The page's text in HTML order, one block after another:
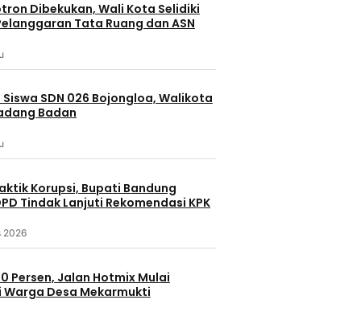
Dibekukan, Wali Kota Selidiki
Tata Ruang dan ASN
Siswa SDN 026 Bojongloa, Walikota
Badan
Korupsi, Bupati Bandung
Tindak Lanjuti Rekomendasi KPK
2026
Persen, Jalan Hotmix Mulai
Desa Mekarmukti